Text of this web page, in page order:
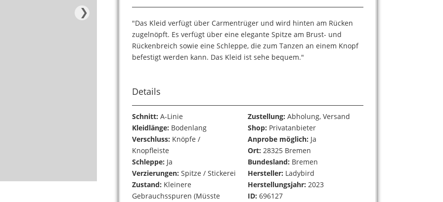
❯
"Das Kleid verfügt über Carmentrüger und wird hinten am Rücken
zugelnöpft. Es verfügt über eine elegante Spitze am Brust- und
Rückenbreich sowie eine Schleppe, die zum Tanzen an einem Knopf
befestigt werden kann. Das Kleid ist sehe bequem."
Details
Schnitt:A-Linie
Kleidlänge: Bodenlang
Verschluss: Knöpfe /
Knopfleiste
Schleppe: Ja
Verzierungen:Spitze / Stickerei
Zustand: Kleinere
Gebrauchsspuren (Müsste
Zustellung: Abholung, Versand
Shop: Privatanbieter
Anprobe möglich: Ja
Ort: 28325 Bremen
Bundesland: Bremen
Hersteller: Ladybird
Herstellungsjahr: 2023
ID: 696127